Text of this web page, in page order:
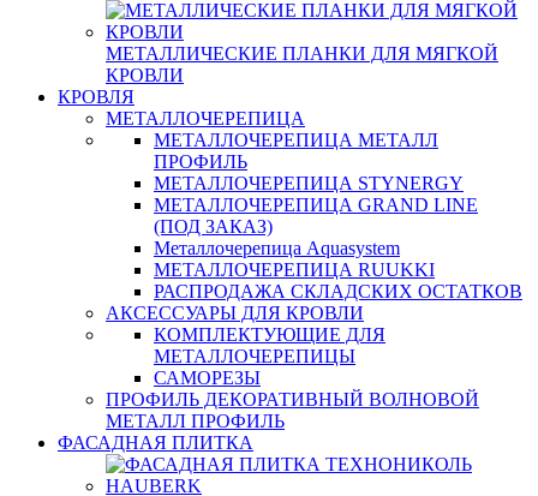
МЕТАЛЛИЧЕСКИЕ ПЛАНКИ ДЛЯ МЯГКОЙ
КРОВЛИ
КРОВЛЯ
МЕТАЛЛОЧЕРЕПИЦА
МЕТАЛЛОЧЕРЕПИЦА МЕТАЛЛ
ПРОФИЛЬ
МЕТАЛЛОЧЕРЕПИЦА STYNERGY
МЕТАЛЛОЧЕРЕПИЦА GRAND LINE
(ПОД ЗАКАЗ)
Металлочерепица Aquasystem
МЕТАЛЛОЧЕРЕПИЦА RUUKKI
РАСПРОДАЖА СКЛАДСКИХ ОСТАТКОВ
АКСЕССУАРЫ ДЛЯ КРОВЛИ
КОМПЛЕКТУЮЩИЕ ДЛЯ
МЕТАЛЛОЧЕРЕПИЦЫ
САМОРЕЗЫ
ПРОФИЛЬ ДЕКОРАТИВНЫЙ ВОЛНОВОЙ
МЕТАЛЛ ПРОФИЛЬ
ФАСАДНАЯ ПЛИТКА